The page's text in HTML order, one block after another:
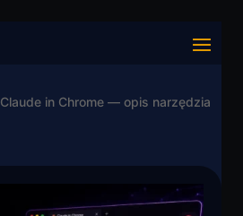
Claude in Chrome — opis narzędzia